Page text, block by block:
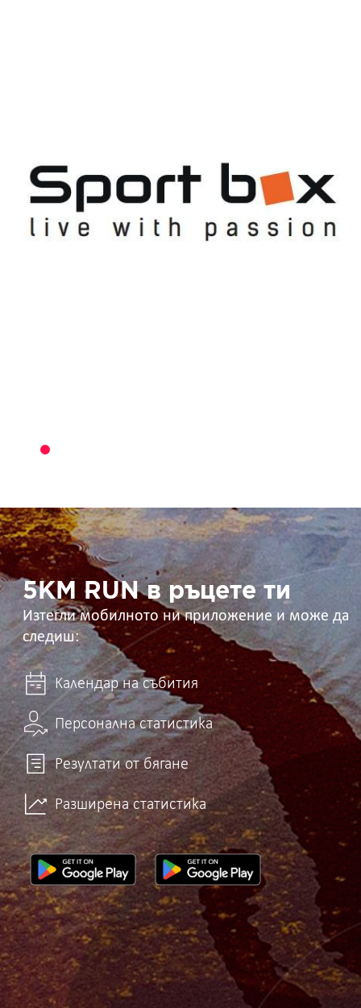
5KM
RUN
в
ръцете
ти 5KM RUN в ръцете ти
Изтегли мобилното ни приложение и може да
следиш:
Календар на събития
Персонална статистика
Резултати от бягане
Разширена статистика